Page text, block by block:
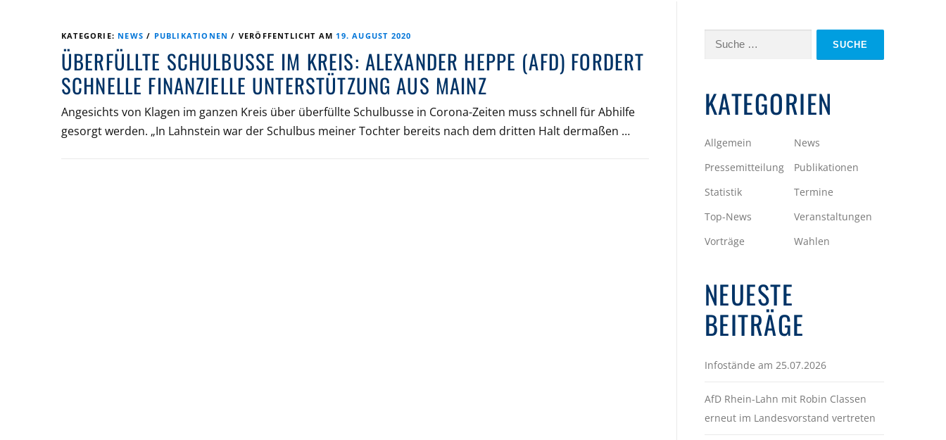
KATEGORIE: NEWS / PUBLIKATIONEN / VERÖFFENTLICHT AM 19. AUGUST 2020
ÜBERFÜLLTE SCHULBUSSE IM KREIS: ALEXANDER HEPPE (AFD) FORDERT
SCHNELLE FINANZIELLE UNTERSTÜTZUNG AUS MAINZ
Angesichts von Klagen im ganzen Kreis über überfüllte Schulbusse in Corona-Zeiten muss schnell für Abhilfe
gesorgt werden. „In Lahnstein war der Schulbus meiner Tochter bereits nach dem dritten Halt dermaßen …
Suche
KATEGORIEN
Allgemein
News
Pressemitteilung
Publikationen
Statistik
Termine
Top-News
Veranstaltungen
Vorträge
Wahlen
NEUESTE
BEITRÄGE
Infostände am 25.07.2026
AfD Rhein-Lahn mit Robin Classen
erneut im Landesvorstand vertreten